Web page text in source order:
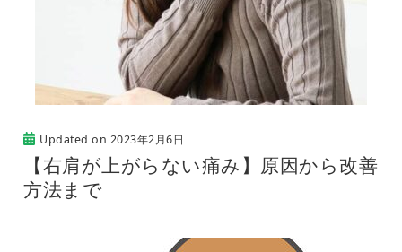
Updated on 2023年2月6日
【右肩が上がらない痛み】原因から改善
方法まで